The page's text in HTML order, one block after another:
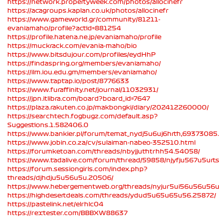
https://network.propertyweek.com/photos/allocinefr
https://acagroups.kaplan.co.uk/photos/allocinefr
https://www.gameworld.gr/community/81211-
evaniamaho/profile?actid=881254
https://profile.hatena.ne.jp/evaniamaho/profile
https://muckrack.com/evania-maho/bio
https://www.bitsdujour.com/profiles/eydHhP
https://findaspring.org/members/evaniamaho/
https://ilm.iou.edu.gm/members/evaniamaho/
https://www.taptap.io/post/8776633
https://www.furaffinity.net/journal/11032931/
https://jpn.itlibra.com/board?board_id=7647
https://plaza.rakuten.co.jp/makbongki/diary/202412260000/
https://searchtech.fogbugz.com/default.asp?
Suggestions.1.582406.0
https://www.bankier.pl/forum/
https://www.jobin.co.za/cv/sulaiman-nabeo-352510.html
https://forumketoan.com/threads/nbyjjuthtrhh54.54058/
https://www.tadalive.com/forum/thread/59858/
https://forum.sessiongirls.com/index.php?
threads/djhdju5u56u5u.20506/
https://www.hebergementweb.org/threads/
https://highdesertdeals.com/threads/ydud5u65u65u56.25872/
https://pastelink.net/elrhlc04
https://rextester.com/BBBXW88637